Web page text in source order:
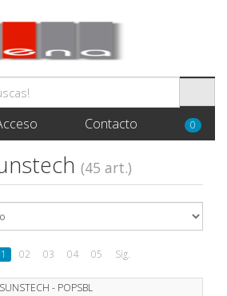
Contacto 0
(45 art.)
02 03 04 05 Sig.
SUNSTECH - POPSBL